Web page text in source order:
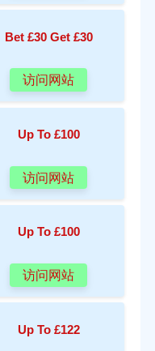
Bet £30 Get £30
访问网站
Up To £100
访问网站
Up To £100
访问网站
Up To £122